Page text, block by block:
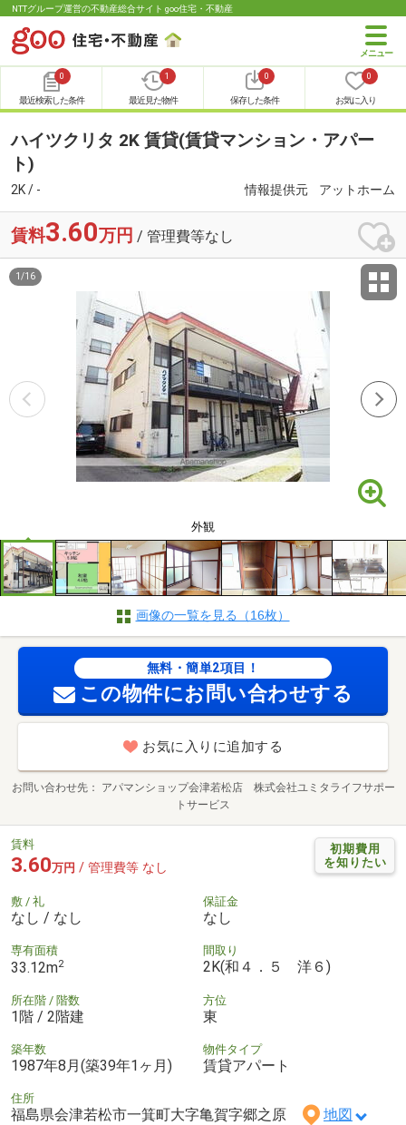
NTTグループ運営の不動産総合サイト goo住宅・不動産
0
最近検索した条件
1
最近見た物件
0
保存した条件
0
お気に入り
ハイツクリタ 2K 賃貸(賃貸マンション・アパー
ト)
2K / - 情報提供元 アットホーム
賃料3.60万円 / 管理費等なし
外観
1 /16
画像の一覧を見る（16枚）
無料・簡単2項目！
この物件にお問い合わせする
お気に入りに追加する
お問い合わせ先
アパマンショップ会津若松店 株式会社ユミタライフサポー
トサービス
初期費用
を知りたい
賃料
3.60万円 / 管理費等 なし
敷 / 礼
なし / なし
保証金
なし
専有面積
33.12m2
間取り
2K(和４．５ 洋６)
所在階 / 階数
1階 / 2階建
方位
東
築年数
1987年8月(築39年1ヶ月)
物件タイプ
賃貸アパート
住所
福島県会津若松市一箕町大字亀賀字郷之原 地図